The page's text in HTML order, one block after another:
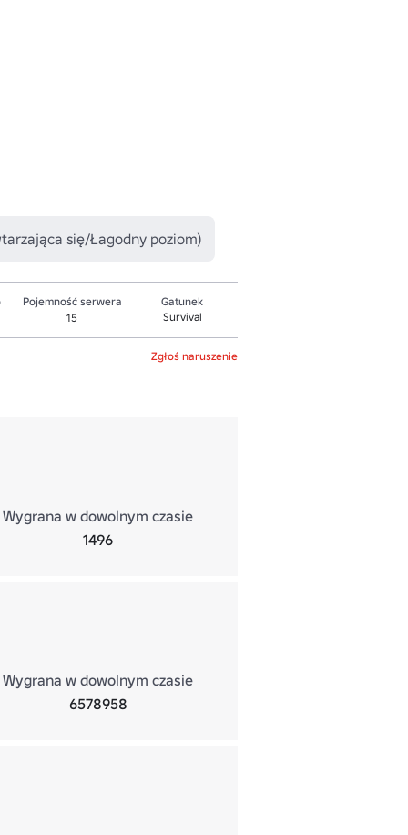
się/Łagodny poziom)
Pojemność serwera
15
Gatunek
Survival
Zgłoś naruszenie
Wygrana w dowolnym czasie
1496
Wygrana w dowolnym czasie
6578958